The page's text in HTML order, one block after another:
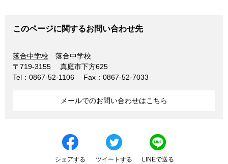
このページに関するお問い合わせ先
落合中学校
落合中学校
〒719-3155
真庭市下方625
Tel：0867-52-1106
Fax：0867-52-7033
メールでのお問い合わせはこちら
シェアする ツイートする LINEで送る